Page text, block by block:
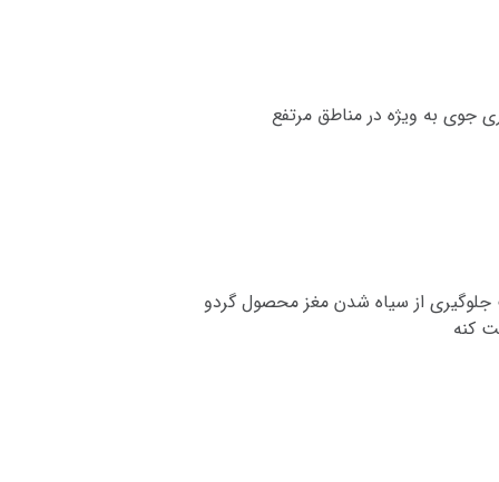
جوی به ویژه در مناطق مرتفع
جلوگیری از سیاه شدن مغز محصول گردو
کنه